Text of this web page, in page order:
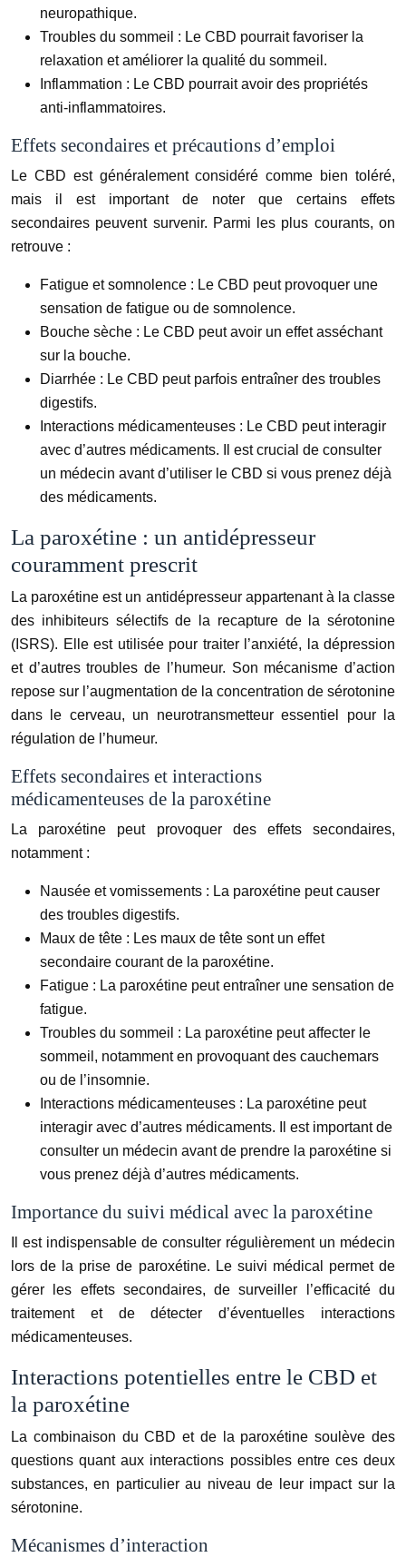
neuropathique.
Troubles du sommeil : Le CBD pourrait favoriser la
relaxation et améliorer la qualité du sommeil.
Inflammation : Le CBD pourrait avoir des propriétés
anti-inflammatoires.
Effets secondaires et précautions d’emploi
Le CBD est généralement considéré comme bien toléré,
mais il est important de noter que certains effets
secondaires peuvent survenir. Parmi les plus courants, on
retrouve :
Fatigue et somnolence : Le CBD peut provoquer une
sensation de fatigue ou de somnolence.
Bouche sèche : Le CBD peut avoir un effet asséchant
sur la bouche.
Diarrhée : Le CBD peut parfois entraîner des troubles
digestifs.
Interactions médicamenteuses : Le CBD peut interagir
avec d’autres médicaments. Il est crucial de consulter
un médecin avant d’utiliser le CBD si vous prenez déjà
des médicaments.
La paroxétine : un antidépresseur
couramment prescrit
La paroxétine est un antidépresseur appartenant à la classe
des inhibiteurs sélectifs de la recapture de la sérotonine
(ISRS). Elle est utilisée pour traiter l’anxiété, la dépression
et d’autres troubles de l’humeur. Son mécanisme d’action
repose sur l’augmentation de la concentration de sérotonine
dans le cerveau, un neurotransmetteur essentiel pour la
régulation de l’humeur.
Effets secondaires et interactions
médicamenteuses de la paroxétine
La paroxétine peut provoquer des effets secondaires,
notamment :
Nausée et vomissements : La paroxétine peut causer
des troubles digestifs.
Maux de tête : Les maux de tête sont un effet
secondaire courant de la paroxétine.
Fatigue : La paroxétine peut entraîner une sensation de
fatigue.
Troubles du sommeil : La paroxétine peut affecter le
sommeil, notamment en provoquant des cauchemars
ou de l’insomnie.
Interactions médicamenteuses : La paroxétine peut
interagir avec d’autres médicaments. Il est important de
consulter un médecin avant de prendre la paroxétine si
vous prenez déjà d’autres médicaments.
Importance du suivi médical avec la paroxétine
Il est indispensable de consulter régulièrement un médecin
lors de la prise de paroxétine. Le suivi médical permet de
gérer les effets secondaires, de surveiller l’efficacité du
traitement et de détecter d’éventuelles interactions
médicamenteuses.
Interactions potentielles entre le CBD et
la paroxétine
La combinaison du CBD et de la paroxétine soulève des
questions quant aux interactions possibles entre ces deux
substances, en particulier au niveau de leur impact sur la
sérotonine.
Mécanismes d’interaction